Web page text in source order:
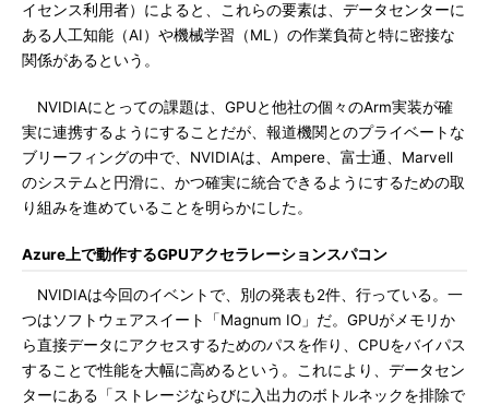
イセンス利用者）によると、これらの要素は、データセンターに
ある人工知能（AI）や機械学習（ML）の作業負荷と特に密接な
関係があるという。
NVIDIAにとっての課題は、GPUと他社の個々のArm実装が確
実に連携するようにすることだが、報道機関とのプライベートな
ブリーフィングの中で、NVIDIAは、Ampere、富士通、Marvell
のシステムと円滑に、かつ確実に統合できるようにするための取
り組みを進めていることを明らかにした。
Azure上で動作するGPUアクセラレーションスパコン
NVIDIAは今回のイベントで、別の発表も2件、行っている。一
つはソフトウェアスイート「Magnum IO」だ。GPUがメモリか
ら直接データにアクセスするためのパスを作り、CPUをバイパス
することで性能を大幅に高めるという。これにより、データセン
ターにある「ストレージならびに入出力のボトルネックを排除で